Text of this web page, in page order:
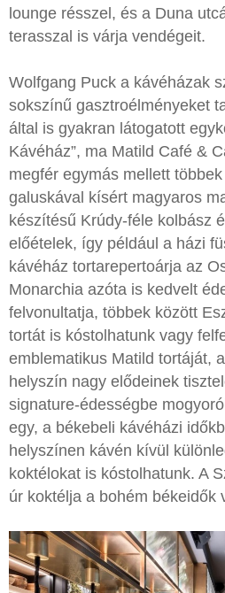
lounge résszel, és a Duna
terasszal is várja vendégeit.
Wolfgang Puck a kávéházak
sokszínű gasztroélményeket
által is gyakran látogatott
Kávéház”, ma Matild Café &
megfér egymás mellett
galuskával kísért magyaros
készítésű Krúdy-féle kolbász
előételek, így például a házi
kávéház tortarepertoárja az
Monarchia azóta is kedvelt
felvonultatja, többek között
tortát is kóstolhatunk vagy
emblematikus Matild tortáját,
helyszín nagy elődeinek
signature-édességbe
egy, a békebeli kávéházi
helyszínen kávén kívül
koktélokat is kóstolhatunk. A
úr koktélja a bohém békeidők